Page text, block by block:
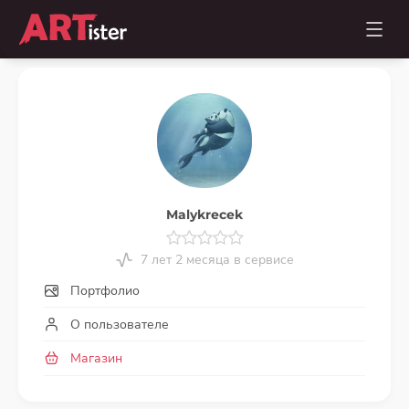
Malykrecek
7 лет 2 месяца в сервисе
Портфолио
О пользователе
Магазин